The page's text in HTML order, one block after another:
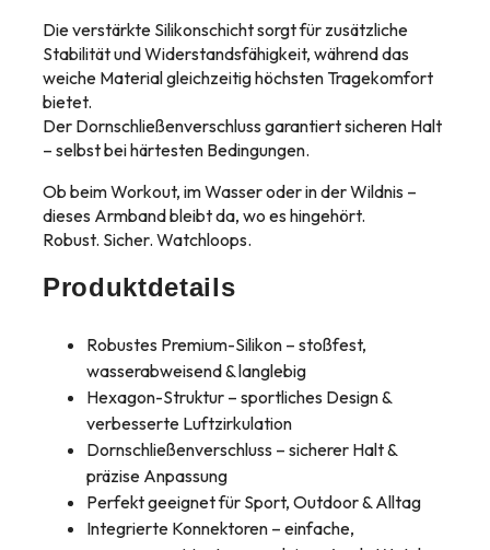
Die verstärkte Silikonschicht sorgt für zusätzliche
Stabilität und Widerstandsfähigkeit, während das
weiche Material gleichzeitig höchsten Tragekomfort
bietet.
Der Dornschließenverschluss garantiert sicheren Halt
– selbst bei härtesten Bedingungen.
Ob beim Workout, im Wasser oder in der Wildnis –
dieses Armband bleibt da, wo es hingehört.
Robust. Sicher. Watchloops.
Produktdetails
Robustes Premium-Silikon – stoßfest,
wasserabweisend & langlebig
Hexagon-Struktur – sportliches Design &
verbesserte Luftzirkulation
Dornschließenverschluss – sicherer Halt &
präzise Anpassung
Perfekt geeignet für Sport, Outdoor & Alltag
Integrierte Konnektoren – einfache,